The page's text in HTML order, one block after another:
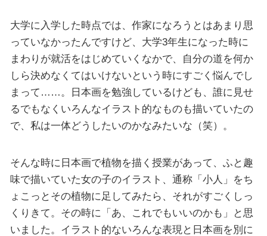
大学に入学した時点では、作家になろうとはあまり思
っていなかったんですけど、大学3年生になった時に
まわりが就活をはじめていくなかで、自分の道を何か
しら決めなくてはいけないという時にすごく悩んでし
まって……。日本画を勉強しているけども、誰に見せ
るでもなくいろんなイラスト的なものも描いていたの
で、私は一体どうしたいのかなみたいな（笑）。
そんな時に日本画で植物を描く授業があって、ふと趣
味で描いていた女の子のイラスト、通称「小人」をち
ょこっとその植物に足してみたら、それがすごくしっ
くりきて。その時に「あ、これでもいいのかも」と思
いました。イラスト的ないろんな表現と日本画を別に